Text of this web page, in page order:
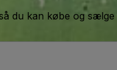
du kan købe og